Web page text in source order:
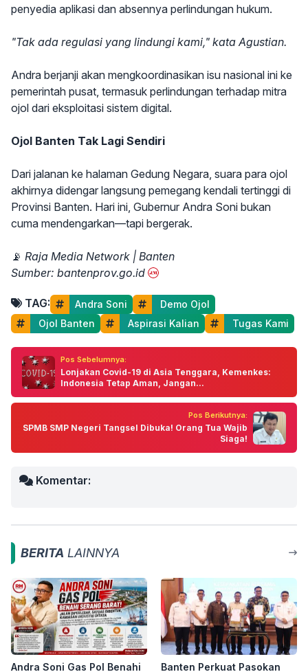
penyedia aplikasi dan absennya perlindungan hukum.
"Tak ada regulasi yang lindungi kami," kata Agustian.
Andra berjanji akan mengkoordinasikan isu nasional ini ke
pemerintah pusat, termasuk perlindungan terhadap mitra
ojol dari eksploitasi sistem digital.
Ojol Banten Tak Lagi Sendiri
Dari jalanan ke halaman Gedung Negara, suara para ojol
akhirnya didengar langsung pemegang kendali tertinggi di
Provinsi Banten. Hari ini, Gubernur Andra Soni bukan
cuma mendengarkan—tapi bergerak.
📡 Raja Media Network | Banten
Sumber: bantenprov.go.id
TAG: Andra Soni
Demo Ojol
Ojol Banten
Aspirasi Kalian Tugas Kami
Pos Sebelumnya:
Lonjakan Covid-19 di Asia Tenggara, Kemenkes:
Indonesia Tetap Aman, Jangan...
Pos Berikutnya:
SPMB SMP Negeri Tangsel Dibuka! Orang Tua Wajib
Siaga!
Komentar:
BERITA LAINNYA
Andra Soni Gas Pol Benahi Banten Perkuat Pasokan